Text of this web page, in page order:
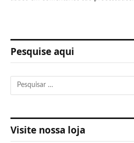
Pesquise aqui
Visite nossa loja